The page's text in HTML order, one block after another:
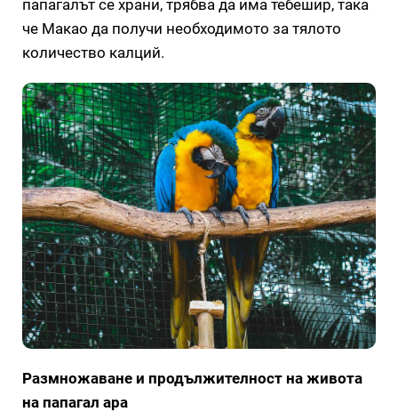
папагалът се храни, трябва да има тебешир, така
че Макао да получи необходимото за тялото
количество калций.
Размножаване и продължителност на живота
на папагал ара